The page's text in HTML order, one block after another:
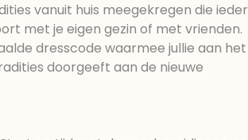
vanuit huis meegekregen die ieder
met je eigen gezin of met vrienden.
dresscode waarmee jullie aan het
doorgeeft aan de nieuwe